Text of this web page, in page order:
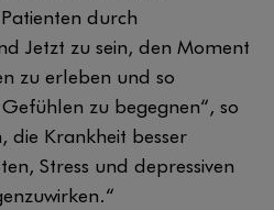
durch
Jetzt zu sein, den Moment
zu erleben und so
zu begegnen“, so
die Krankheit besser
Stress und depressiven